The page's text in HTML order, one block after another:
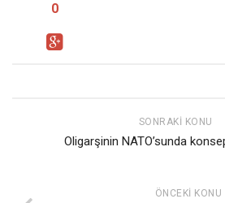
0
SONRAKI KONU
Oligarşinin NATO’sunda
ÖNCEKI KONU